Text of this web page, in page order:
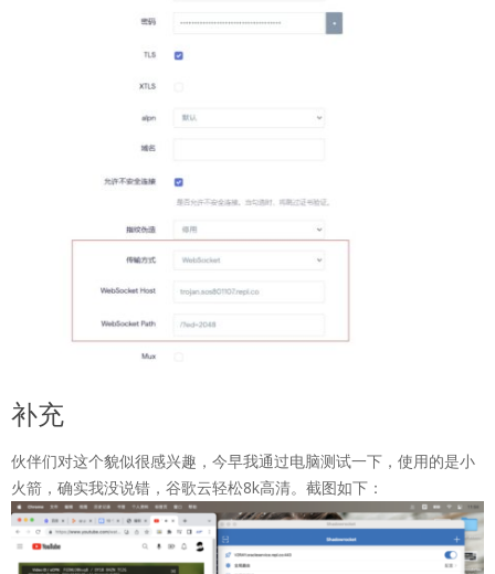
补充
伙伴们对这个貌似很感兴趣，今早我通过电脑测试一下，使用的是小
火箭，确实我没说错，谷歌云轻松8k高清。截图如下：